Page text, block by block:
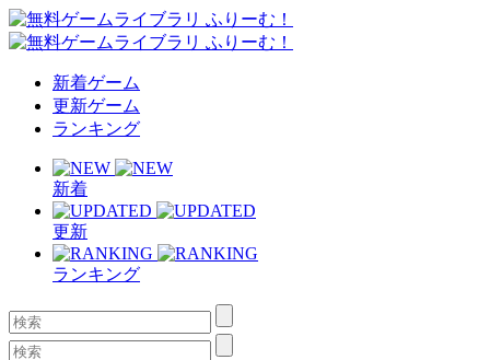
新着ゲーム
更新ゲーム
ランキング
新着
更新
ランキング